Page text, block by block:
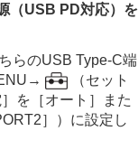
（USB PD対応）を
らのUSB Type-C端
（セット
を ［オート］
また
］
）に設定し